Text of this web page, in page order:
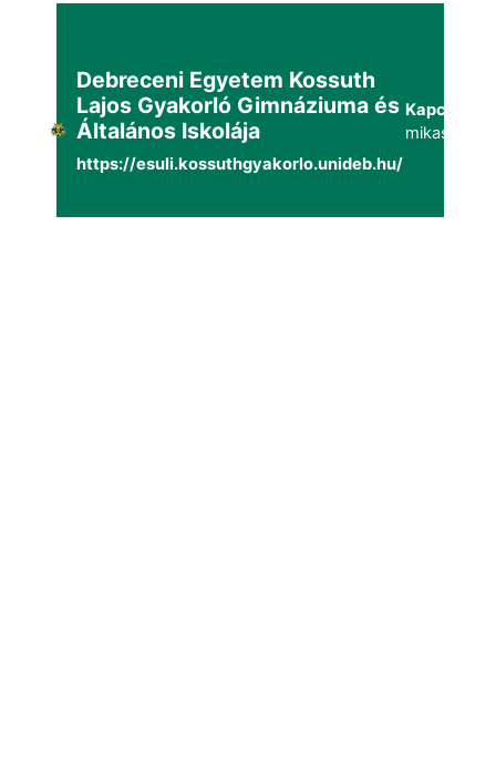
Debreceni Egyetem Kossuth
Lajos Gyakorló Gimnáziuma és
Általános Iskolája
https://esuli.kossuthgyakorlo.unideb.hu/
Kapcsolat: